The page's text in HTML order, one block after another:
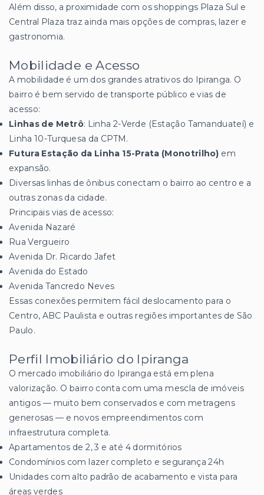
Além disso, a proximidade com os shoppings Plaza Sul e
Central Plaza traz ainda mais opções de compras, lazer e
gastronomia.
Mobilidade e Acesso
A mobilidade é um dos grandes atrativos do Ipiranga. O
bairro é bem servido de transporte público e vias de
acesso:
Linhas de Metrô: Linha 2-Verde (Estação Tamanduateí) e
Linha 10-Turquesa da CPTM.
Futura Estação da Linha 15-Prata (Monotrilho) em
expansão.
Diversas linhas de ônibus conectam o bairro ao centro e a
outras zonas da cidade.
Principais vias de acesso:
Avenida Nazaré
Rua Vergueiro
Avenida Dr. Ricardo Jafet
Avenida do Estado
Avenida Tancredo Neves
Essas conexões permitem fácil deslocamento para o
Centro, ABC Paulista e outras regiões importantes de São
Paulo.
Perfil Imobiliário do Ipiranga
O mercado imobiliário do Ipiranga está em plena
valorização. O bairro conta com uma mescla de imóveis
antigos — muito bem conservados e com metragens
generosas — e novos empreendimentos com
infraestrutura completa.
Apartamentos de 2, 3 e até 4 dormitórios
Condomínios com lazer completo e segurança 24h
Unidades com alto padrão de acabamento e vista para
áreas verdes